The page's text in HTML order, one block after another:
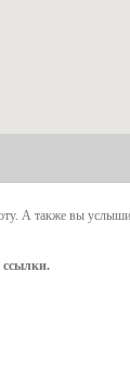
А также вы
ссылки.